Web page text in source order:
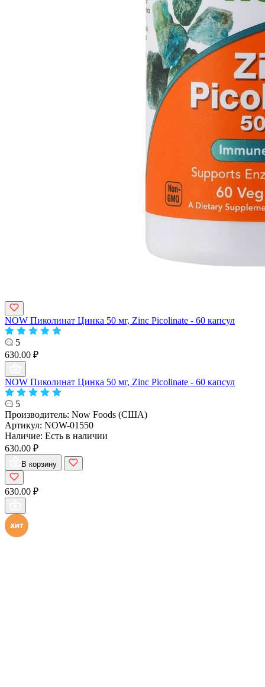
NOW Пиколинат Цинка 50 мг, Zinc Picolinate - 60 капсул
5
630.00 ₽
NOW Пиколинат Цинка 50 мг, Zinc Picolinate - 60 капсул
5
Производитель: Now Foods (США)
Артикул: NOW-01550
Наличие: Есть в наличии
630.00 ₽
В корзину
630.00 ₽